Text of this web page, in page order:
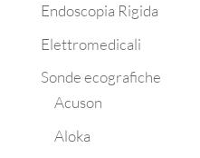
Endoscopia Rigida
Elettromedicali
Sonde ecografiche
Acuson
Aloka